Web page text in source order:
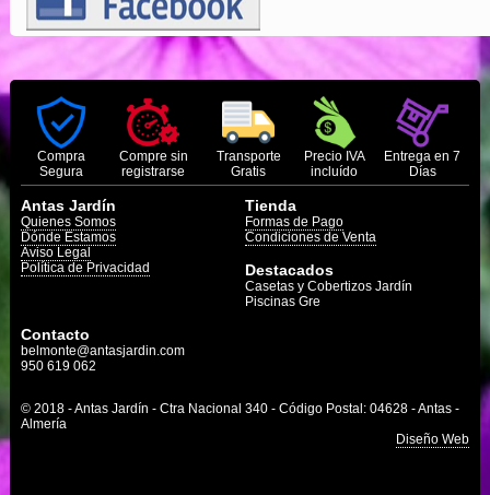
Compra
Segura
Compre sin
registrarse
Transporte
Gratis
Precio IVA
incluído
Entrega en 7
Días
Antas Jardín
Quienes Somos
Dónde Estamos
Aviso Legal
Política de Privacidad
Tienda
Formas de Pago
Condiciones de Venta
Destacados
Casetas y Cobertizos Jardín
Piscinas Gre
Contacto
belmonte@antasjardin.com
950 619 062
© 2018 - Antas Jardín - Ctra Nacional 340 - Código Postal: 04628 - Antas -
Almería
Diseño Web